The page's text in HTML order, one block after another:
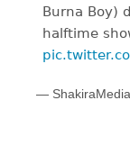
Burna Boy)
halftime
—